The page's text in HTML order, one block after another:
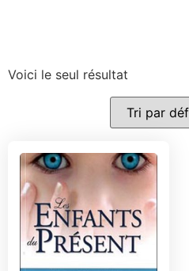
Voici le seul résultat